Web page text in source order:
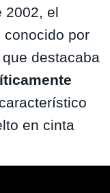
2002, el
conocido por
destacaba
en cinta